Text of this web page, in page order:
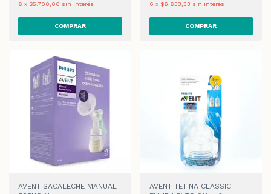
6 x $5.700,00 sin interés 6 x $6.633,33 sin interés
AVENT SACALECHE MANUAL
AVENT TETINA CLASSIC